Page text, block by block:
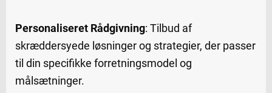
Personaliseret Rådgivning: Tilbud af
skræddersyede løsninger og strategier, der passer
til din specifikke forretningsmodel og
målsætninger.